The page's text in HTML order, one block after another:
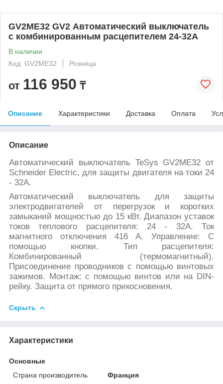
GV2ME32 GV2 Автоматический выключатель
с комбинированным расцепителем 24-32А
В наличии
Код: GV2ME32
Розница
от 116 950 ₸
Описание Характеристики Доставка Оплата
Описание
Автоматический выключатель TeSys GV2ME32 от
Schneider Electric, для защиты двигателя на токи 24
- 32А.
Автоматический выключатель для защиты
электродвигателей от перегрузок и коротких
замыканий мощностью до 15 кВт. Диапазон уставок
токов теплового расцепителя: 24 - 32А. Ток
магнитного отключения 416 А. Управление: С
помощью кнопки. Тип расцепителя:
Комбинированный (термомагнитный).
Присоединение проводников с помощью винтовых
зажимов. Монтаж: с помощью винтов или на DIN-
рейку. Защита от прямого прикосновения.
Скрыть
Характеристики
Основные
Страна производитель
Франция